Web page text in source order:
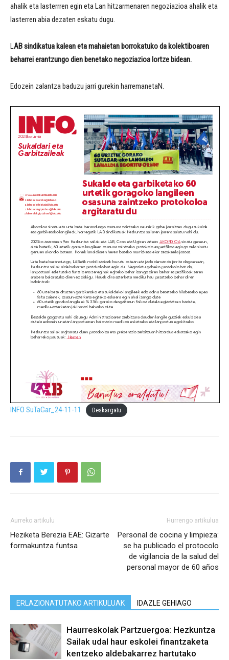
ahalik eta lasterrren egin eta Lan hitzarmenaren negoziazioa ahalik eta
lasterren abia dezaten eskatu dugu.
LAB sindikatua kalean eta mahaietan borrokatuko da kolektiboaren
beharrei erantzungo dien benetako negoziazioa lortze bidean.
Edozein zalantza baduzu jarri gurekin harremanetaN.
INFO SuTaGar_24-11-11 Deskargatu
Aurreko artikulu
Heziketa Berezia EAE: Gizarte
formakuntza funtsa
Hurrengo artikulua
Personal de cocina y limpieza:
se ha publicado el protocolo
de vigilancia de la salud del
personal mayor de 60 años
ERLAZIONATUTAKO ARTIKULUAK IDAZLE GEHIAGO
Haurreskolak Partzuergoa: Hezkuntza
Sailak udal haur eskolei finantzaketa
kentzeko aldebakarrez hartutako